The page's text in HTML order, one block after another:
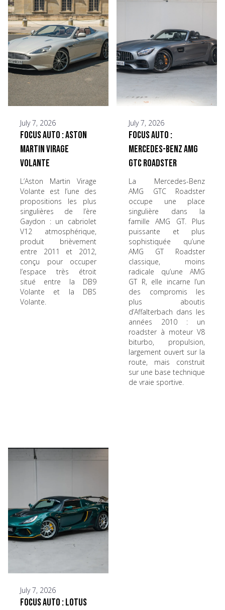
July 7, 2026
Focus Auto : Aston
Martin Virage
Volante
L’Aston Martin Virage
Volante est l’une des
propositions les plus
singulières de l’ère
Gaydon : un cabriolet
V12 atmosphérique,
produit brièvement
entre 2011 et 2012,
conçu pour occuper
l’espace très étroit
situé entre la DB9
Volante et la DBS
Volante.
July 7, 2026
Focus Auto :
Mercedes-Benz AMG
GTC Roadster
La Mercedes-Benz
AMG GTC Roadster
occupe une place
singulière dans la
famille AMG GT. Plus
puissante et plus
sophistiquée qu’une
AMG GT Roadster
classique, moins
radicale qu’une AMG
GT R, elle incarne l’un
des compromis les
plus aboutis
d’Affalterbach dans les
années 2010 : un
roadster à moteur V8
biturbo, propulsion,
largement ouvert sur la
route, mais construit
sur une base technique
de vraie sportive.
July 7, 2026
Focus Auto : Lotus